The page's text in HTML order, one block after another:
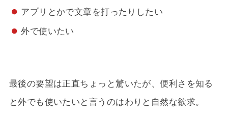
アプリとかで文章を打ったりしたい
外で使いたい
最後の要望は正直ちょっと驚いたが、便利さを知る
と外でも使いたいと言うのはわりと自然な欲求。